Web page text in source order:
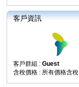
客戶資訊
客戶群組 : Guest
含稅價格 : 所有價格含稅